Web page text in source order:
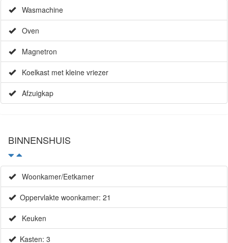
Wasmachine
Oven
Magnetron
Koelkast met kleine vriezer
Afzuigkap
BINNENSHUIS
Woonkamer/Eetkamer
Oppervlakte woonkamer: 21
Keuken
Kasten: 3